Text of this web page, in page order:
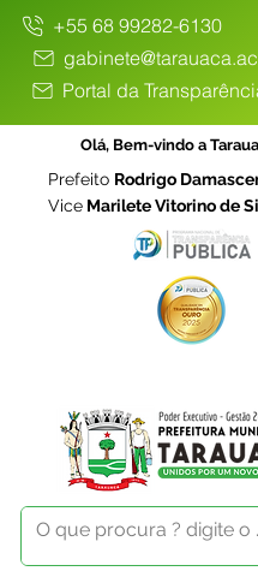
+55 68 99282-6130
Portal da
Olá, Bem-vindo a
Prefeito Rodrigo
Vice Marilete Vitorino de